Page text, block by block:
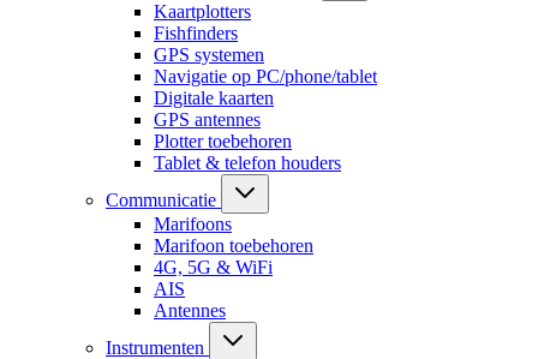
Kaartplotters
Fishfinders
GPS systemen
Navigatie op PC/phone/tablet
Digitale kaarten
GPS antennes
Plotter toebehoren
Tablet & telefon houders
Communicatie
Marifoons
Marifoon toebehoren
4G, 5G & WiFi
AIS
Antennes
Instrumenten